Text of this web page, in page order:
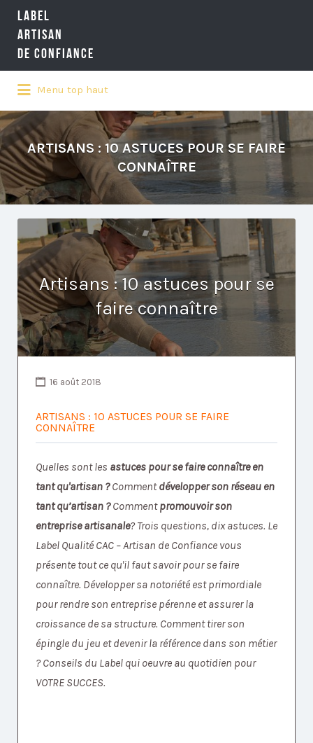
LABEL
ARTISAN
DE CONFIANCE
LA RÉFÉRENCE QUALITÉ NATIONALE
DE L'ARTISANAT
Rechercher:
Menu top haut
ARTISANS : 10 ASTUCES POUR SE FAIRE
CONNAÎTRE
Artisans : 10 astuces pour se
faire connaître
16 août 2018
ARTISANS : 10 ASTUCES POUR SE FAIRE
CONNAÎTRE
Quelles sont les astuces pour se faire connaître en
tant qu'artisan ?Commentdévelopper son réseau en
tant qu’artisan ?Commentpromouvoir son
entreprise artisanale? Trois questions, dix astuces. Le
Label Qualité CAC – Artisan de Confiance vous
présente tout ce qu'il faut savoir pour se faire
connaître. Développer sa notoriété est primordiale
pour rendre son entreprise pérenne et assurer la
croissance de sa structure. Comment tirer son
épingle du jeu et devenir la référence dans son métier
? Conseils du Label qui oeuvre au quotidien pour
VOTRE SUCCES.